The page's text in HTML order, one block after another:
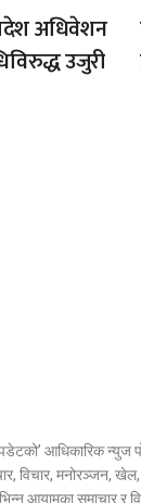
अधिवेशन
उजुरी
आधिकारिक न्युज
विचार, मनोरञ्जन,
आयामका समाचार र